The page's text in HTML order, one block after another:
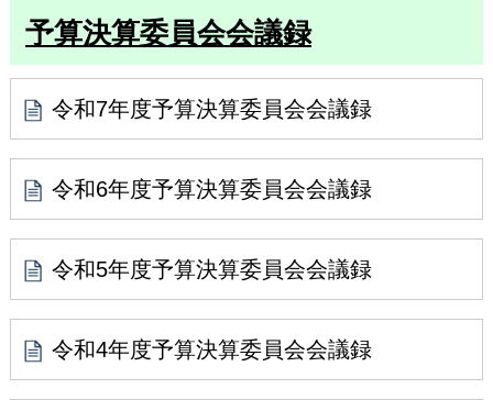
予算決算委員会会議録
令和7年度予算決算委員会会議録
令和6年度予算決算委員会会議録
令和5年度予算決算委員会会議録
令和4年度予算決算委員会会議録